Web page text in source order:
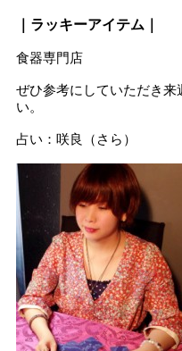
｜ラッキーアイテム｜
食器専門店
ぜひ参考にしていただき来
い。
占い：咲良（さら）